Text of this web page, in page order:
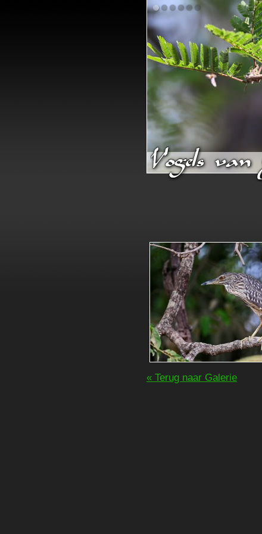
« Terug naar Galerie